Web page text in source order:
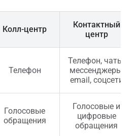
Колл-центр
Контактный
центр
Телефон
Телефон, чаты,
мессенджеры,
email, соцсети
Голосовые
обращения
Голосовые и
цифровые
обращения